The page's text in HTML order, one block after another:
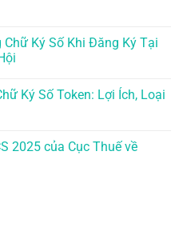
Ký Số Khi Đăng Ký Tại
Ký Số Token: Lợi Ích, Loại
2025 của Cục Thuế về